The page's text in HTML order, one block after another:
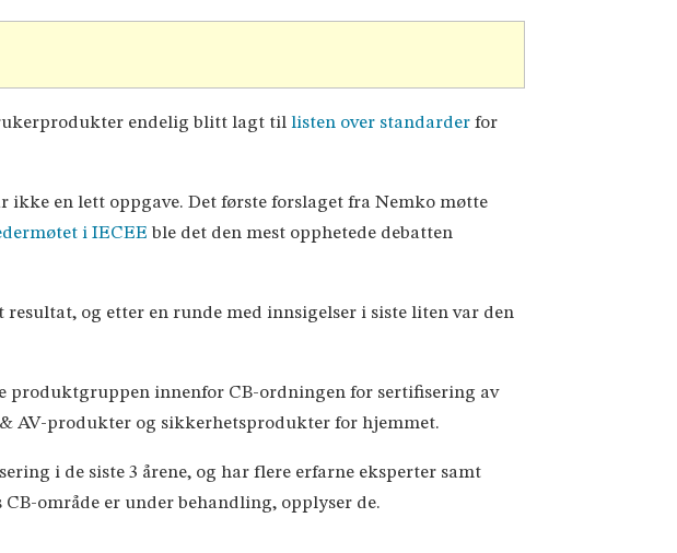
endelig blitt lagt tillisten over standarder for
en lett oppgave. Det første forslaget fra Nemko møtte
i IECEE ble det den mest opphetede debatten
og etter en runde med innsigelser i siste liten var den
produktgruppen innenfor CB-ordningen for sertifisering av
AV-produkter og sikkerhetsprodukter for hjemmet.
i de siste 3 årene, og har flere erfarne eksperter samt
område er under behandling, opplyser de.